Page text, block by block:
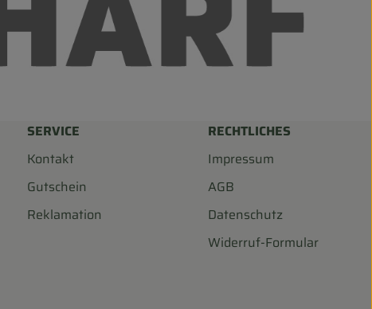
SERVICE
Kontakt
Gutschein
Reklamation
RECHTLICHES
Impressum
AGB
Datenschutz
Widerruf-Formular